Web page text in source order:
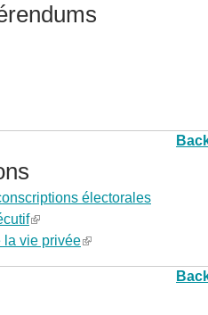
électorales
(
l
la vie privée(